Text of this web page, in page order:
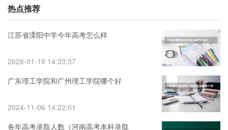
热点推荐
江苏省溧阳中学今年高考怎么样
2026-01-19 14:33:37
广东理工学院和广州理工学院哪个好
2024-11-06 14:22:01
各年高考录取人数（河南高考本科录取